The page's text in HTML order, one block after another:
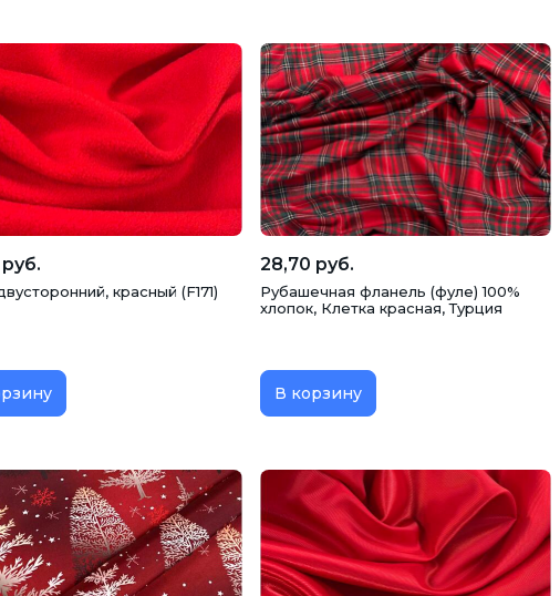
красный (F171)
28,70 руб.
Рубашечная фланель (фуле) 100%
хлопок, Клетка красная, Турция
В корзину